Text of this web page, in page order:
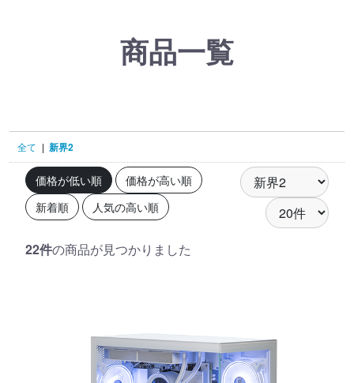
商品一覧
全て | 新界2
価格が低い順
価格が高い順
新着順
人気の高い順
22件の商品が見つかりました